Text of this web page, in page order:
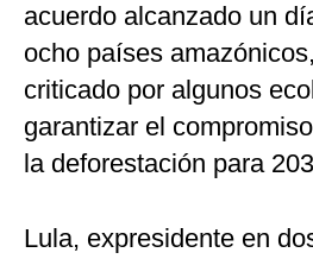
acuerdo alcanzado un
ocho países
criticado por algunos
garantizar el
la deforestación para
Lula, expresidente en